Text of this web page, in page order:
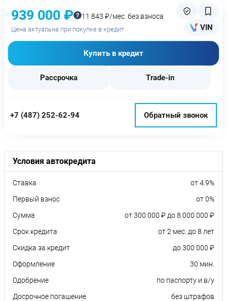
939 000 ₽ 11 843 ₽/мес. без взноса
Цена актуальна при покупке в кредит VIN
Купить в кредит
Рассрочка Trade-in
+7 (487) 252-62-94 Обратный звонок
Условия автокредита
Ставка
от 4.9%
Первый взнос
от 0%
Сумма
от 300 000 ₽ до 8 000 000 ₽
Срок кредита
от 2 мес. до 8 лет
Скидка за кредит
до 300 000 ₽
Оформление
30 мин.
Одобрение
по паспорту и в/у
Досрочное погашение
без штрафов